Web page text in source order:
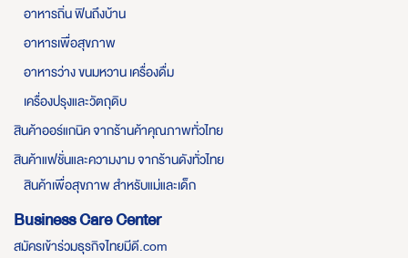
อาหารถิ่น ฟินถึงบ้าน
อาหารเพื่อสุขภาพ
อาหารว่าง ขนมหวาน เครื่องดื่ม
เครื่องปรุงและวัตถุดิบ
สินค้าออร์แกนิค จากร้านค้าคุณภาพทั่วไทย
สินค้าแฟชั่นและความงาม จากร้านดังทั่วไทย
สินค้าเพื่อสุขภาพ สำหรับแม่และเด็ก
Business Care Center
สมัครเข้าร่วมธุรกิจไทยมีดี.com